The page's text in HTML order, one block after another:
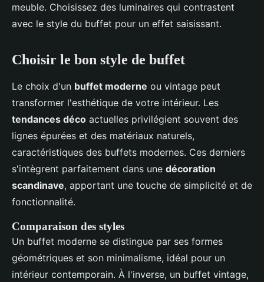
meuble. Choisissez des luminaires qui contrastent
avec le style du buffet pour un effet saisissant.
Choisir le bon style de buffet
Le choix d'un buffet moderne ou vintage peut
transformer l'esthétique de votre intérieur. Les
tendances déco actuelles privilégient souvent des
lignes épurées et des matériaux naturels,
caractéristiques des buffets modernes. Ces derniers
s'intègrent parfaitement dans une décoration
scandinave, apportant une touche de simplicité et de
fonctionnalité.
Comparaison des styles
Un buffet moderne se distingue par ses formes
géométriques et son minimalisme, idéal pour un
intérieur contemporain. À l'inverse, un buffet vintage,